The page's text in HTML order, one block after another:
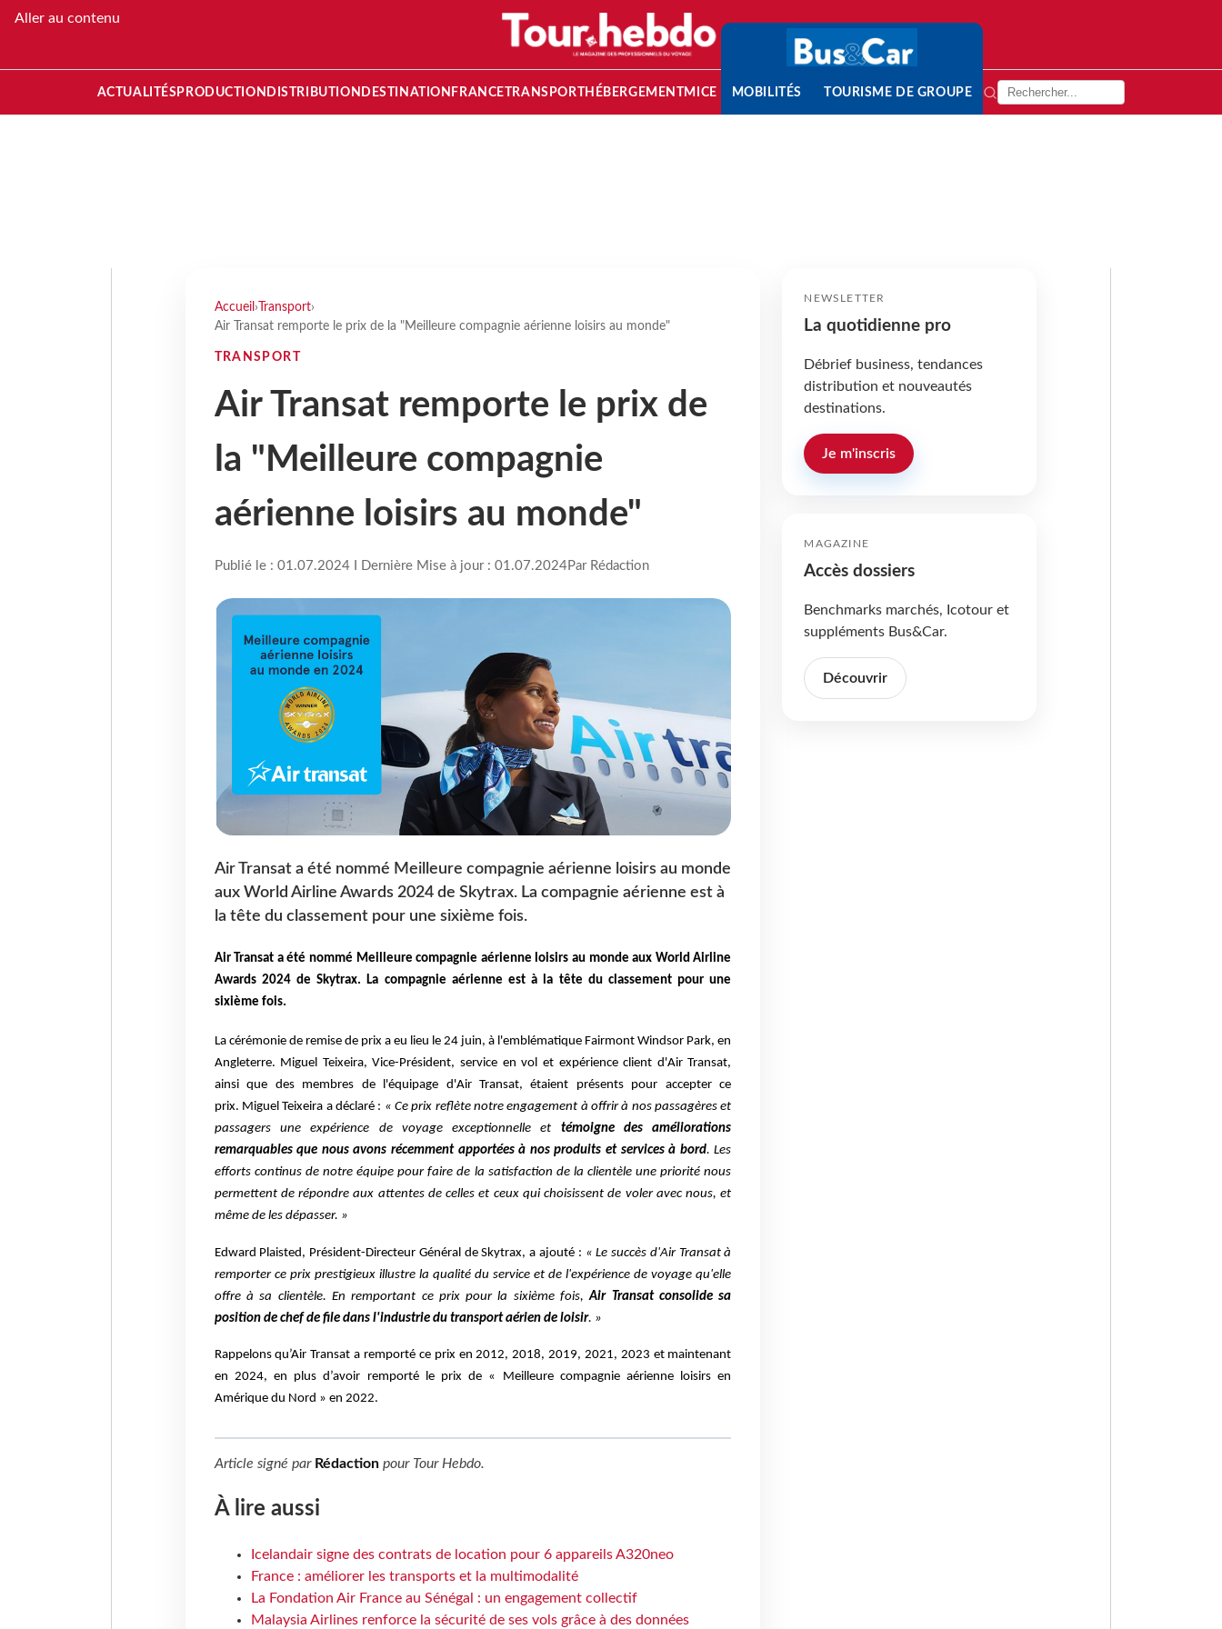
Aller au contenu
ACTUALITÉS PRODUCTION DISTRIBUTION DESTINATION FRANCETRANSPORT HÉBERGEMENTMICE MOBILITÉS TOURISME DE GROUPE
Accueil › Transport›
Air Transat remporte le prix de la "Meilleure compagnie aérienne loisirs au monde"
TRANSPORT
Air Transat remporte le prix de
la "Meilleure compagnie
aérienne loisirs au monde"
Publié le : 01.07.2024 I Dernière Mise à jour : 01.07.2024Par Rédaction
Air Transat a été nommé Meilleure compagnie aérienne loisirs au monde
aux World Airline Awards 2024 de Skytrax. La compagnie aérienne est à
la tête du classement pour une sixième fois.
Air Transat a été nommé Meilleure compagnie aérienne loisirs au monde aux World Airline
Awards 2024 de Skytrax. La compagnie aérienne est à la tête du classement pour une
sixième fois.
La cérémonie de remise de prix a eu lieu le 24 juin, à l'emblématique Fairmont Windsor Park, en
Angleterre. Miguel Teixeira, Vice-Président, service en vol et expérience client d'Air Transat,
ainsi que des membres de l'équipage d'Air Transat, étaient présents pour accepter ce
prix. Miguel Teixeira a déclaré : « Ce prix reflète notre engagement à offrir à nos passagères et
passagers une expérience de voyage exceptionnelle et témoigne des améliorations
remarquables que nous avons récemment apportées à nos produits et services à bord. Les
efforts continus de notre équipe pour faire de la satisfaction de la clientèle une priorité nous
permettent de répondre aux attentes de celles et ceux qui choisissent de voler avec nous, et
même de les dépasser. »
Edward Plaisted, Président-Directeur Général de Skytrax, a ajouté : « Le succès d'Air Transat à
remporter ce prix prestigieux illustre la qualité du service et de l'expérience de voyage qu'elle
offre à sa clientèle. En remportant ce prix pour la sixième fois, Air Transat consolide sa
position de chef de file dans l'industrie du transport aérien de loisir. »
Rappelons qu’Air Transat a remporté ce prix en 2012, 2018, 2019, 2021, 2023 et maintenant
en 2024, en plus d’avoir remporté le prix de « Meilleure compagnie aérienne loisirs en
Amérique du Nord » en 2022.
Article signé par Rédactionpour Tour Hebdo.
À lire aussi
Icelandair signe des contrats de location pour 6 appareils A320neo
France : améliorer les transports et la multimodalité
La Fondation Air France au Sénégal : un engagement collectif
Malaysia Airlines renforce la sécurité de ses vols grâce à des données
NEWSLETTER
La quotidienne pro
Débrief business, tendances
distribution et nouveautés
destinations.
Je m'inscris
MAGAZINE
Accès dossiers
Benchmarks marchés, Icotour et
suppléments Bus&Car.
Découvrir